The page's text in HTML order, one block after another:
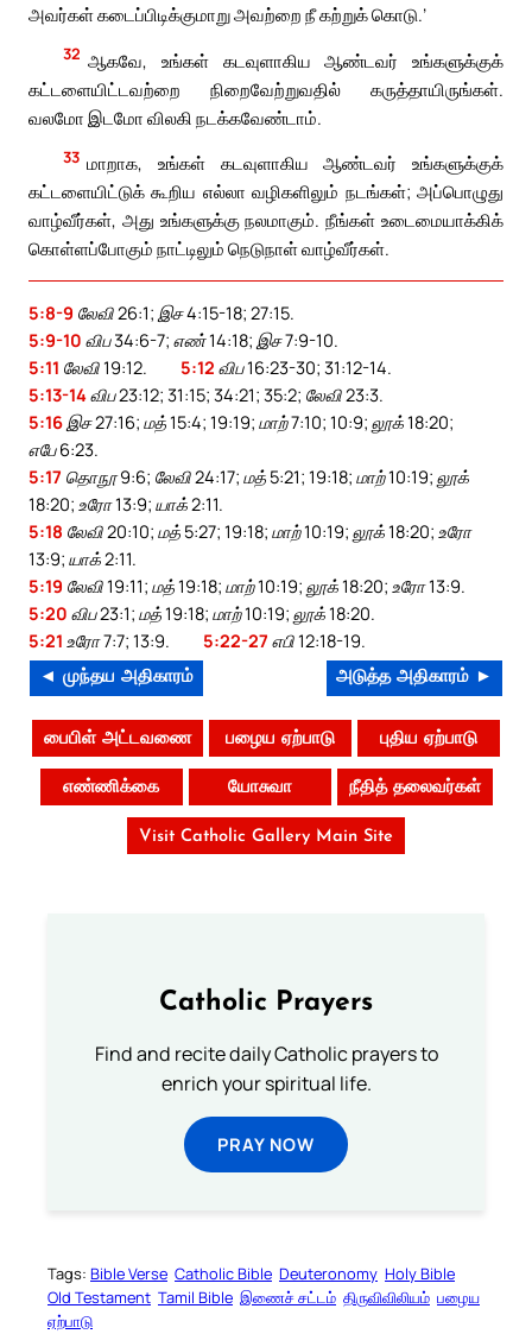
அவர்கள் கடைப்பிடிக்குமாறு அவற்றை நீ கற்றுக் கொடு.’
32 ஆகவே, உங்கள் கடவுளாகிய ஆண்டவர் உங்களுக்குக்
கட்டளையிட்டவற்றை நிறைவேற்றுவதில் கருத்தாயிருங்கள்.
வலமோ இடமோ விலகி நடக்கவேண்டாம்.
33 மாறாக, உங்கள் கடவுளாகிய ஆண்டவர் உங்களுக்குக்
கட்டளையிட்டுக் கூறிய எல்லா வழிகளிலும் நடங்கள்; அப்பொழுது
வாழ்வீர்கள், அது உங்களுக்கு நலமாகும். நீங்கள் உடைமையாக்கிக்
கொள்ளப்போகும் நாட்டிலும் நெடுநாள் வாழ்வீர்கள்.
5:8-9 லேவி 26:1; இச 4:15-18; 27:15.
5:9-10 விப 34:6-7; எண் 14:18; இச 7:9-10.
5:11 லேவி 19:12. 5:12 விப 16:23-30; 31:12-14.
5:13-14விப 23:12; 31:15; 34:21; 35:2; லேவி 23:3.
5:16இச 27:16; மத் 15:4; 19:19; மாற் 7:10; 10:9; லூக் 18:20;
எபே 6:23.
5:17 தொநூ 9:6; லேவி 24:17; மத் 5:21; 19:18; மாற் 10:19; லூக்
18:20; உரோ 13:9; யாக் 2:11.
5:18 லேவி 20:10; மத் 5:27; 19:18; மாற் 10:19; லூக் 18:20; உரோ
13:9; யாக் 2:11.
5:19 லேவி 19:11; மத் 19:18; மாற் 10:19; லூக் 18:20; உரோ 13:9.
5:20 விப 23:1; மத் 19:18; மாற் 10:19; லூக் 18:20.
5:21 உரோ 7:7; 13:9. 5:22-27 எபி 12:18-19.
◄ முந்தய அதிகாரம் அடுத்த அதிகாரம் ►
பைபிள் அட்டவணை பழைய ஏற்பாடு புதிய ஏற்பாடு
எண்ணிக்கை யோசுவா நீதித் தலைவர்கள்
Visit Catholic Gallery Main Site
Catholic Prayers
Find and recite daily Catholic prayers to
enrich your spiritual life.
PRAY NOW
Tags: Bible Verse Catholic Bible Deuteronomy Holy Bible
Old Testament Tamil Bible இணைச் சட்டம் திருவிவிலியம் பழைய
ஏற்பாடு